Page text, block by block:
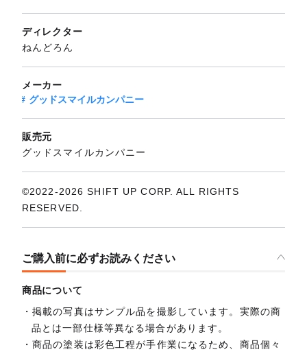
ディレクター
ねんどろん
メーカー
グッドスマイルカンパニー
販売元
グッドスマイルカンパニー
©2022-2026 SHIFT UP CORP. ALL RIGHTS
RESERVED.
ご購入前に必ずお読みください
商品について
掲載の写真はサンプル品を撮影しています。実際の商
品とは一部仕様等異なる場合があります。
商品の塗装は彩色工程が手作業になるため、商品個々